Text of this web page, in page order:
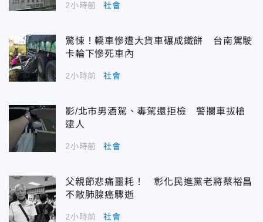
2小時前 社會
驚悚！轎車慘遭大貨車碾成鐵餅 台南駕駛
卡輪下慘死車內
2小時前 社會
影/北市男酒駕、毒駕還拒檢 警攔車拔槍
逮人
2小時前 社會
父親節悲痛噩耗！ 彰化民進黨老將蔡裕昌
不敵肺腺癌驟逝
2小時前 社會